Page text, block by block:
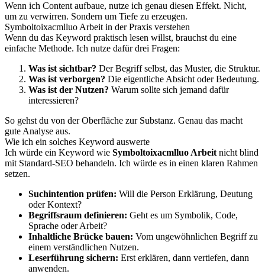
Wenn ich Content aufbaue, nutze ich genau diesen Effekt. Nicht,
um zu verwirren. Sondern um Tiefe zu erzeugen.
Symboltoixacmlluo Arbeit in der Praxis verstehen
Wenn du das Keyword praktisch lesen willst, brauchst du eine
einfache Methode. Ich nutze dafür drei Fragen:
Was ist sichtbar? Der Begriff selbst, das Muster, die Struktur.
Was ist verborgen? Die eigentliche Absicht oder Bedeutung.
Was ist der Nutzen? Warum sollte sich jemand dafür
interessieren?
So gehst du von der Oberfläche zur Substanz. Genau das macht
gute Analyse aus.
Wie ich ein solches Keyword auswerte
Ich würde ein Keyword wie Symboltoixacmlluo Arbeit nicht blind
mit Standard-SEO behandeln. Ich würde es in einen klaren Rahmen
setzen.
Suchintention prüfen: Will die Person Erklärung, Deutung
oder Kontext?
Begriffsraum definieren: Geht es um Symbolik, Code,
Sprache oder Arbeit?
Inhaltliche Brücke bauen: Vom ungewöhnlichen Begriff zu
einem verständlichen Nutzen.
Leserführung sichern: Erst erklären, dann vertiefen, dann
anwenden.